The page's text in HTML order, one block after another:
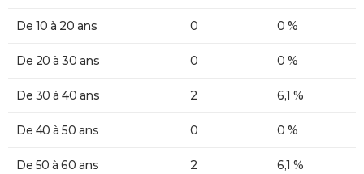
De 10 à 20 ans 0 0 %
De 20 à 30 ans 0 0 %
De 30 à 40 ans 2 6,1 %
De 40 à 50 ans 0 0 %
De 50 à 60 ans 2 6,1 %